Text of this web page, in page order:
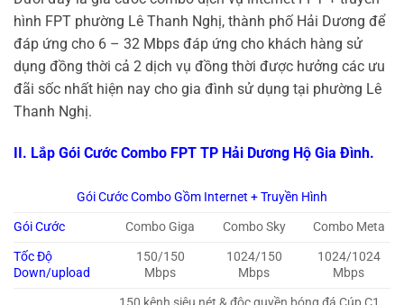
hình FPT phường Lê Thanh Nghị, thành phố Hải Dương để
đáp ứng cho 6 – 32 Mbps đáp ứng cho khách hàng sử
dụng đồng thời cả 2 dịch vụ đồng thời được hưởng các ưu
đãi sốc nhất hiện nay cho gia đình sử dụng tại phường Lê
Thanh Nghị.
II. Lắp Gói Cước Combo FPT TP Hải Dương Hộ Gia Đình.
Gói Cước Combo Gồm Internet + Truyền Hình
Gói Cước
Combo Giga Combo Sky
Combo Meta
Tốc Độ
Down/upload
150/150
Mbps
1024/150
Mbps
1024/1024
Mbps